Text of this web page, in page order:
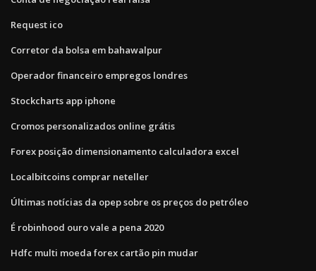
Request ico
Corretor da bolsa em bahawalpur
Operador financeiro empregos londres
Stockcharts app iphone
Cromos personalizados online grátis
Forex posição dimensionamento calculadora excel
Localbitcoins comprar neteller
Últimas notícias da opep sobre os preços do petróleo
É robinhood ouro vale a pena 2020
Hdfc multi moeda forex cartão pin mudar